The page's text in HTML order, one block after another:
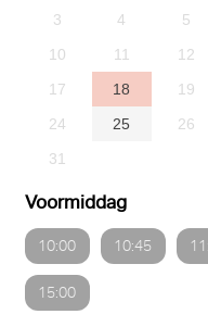
3
4 5
10
11 12
17
18 19
24
25 26
31
Voormiddag
10:00 10:45
15:00